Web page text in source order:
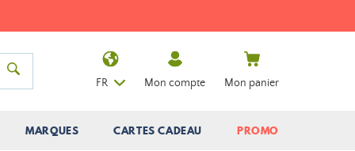
MARQUES CARTES CADEAU PROMO
FR Mon compte Mon panier